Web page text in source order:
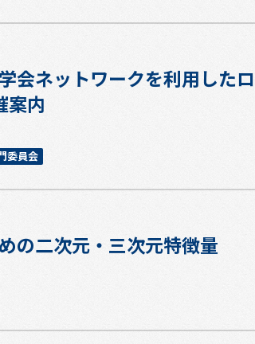
会ネットワークを利用し
案内
委員会
の二次元・三次元特徴量